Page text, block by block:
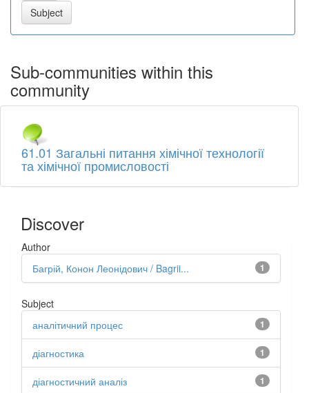
Sub-communities within this
community
61.01 Загальні питання хімічної технології
та хімічної промисловості
Discover
Author
1
Багрій, Конон Леонідович / Bagrii...
Subject
1
аналітичний процес
1
діагностика
1
діагностичний аналіз